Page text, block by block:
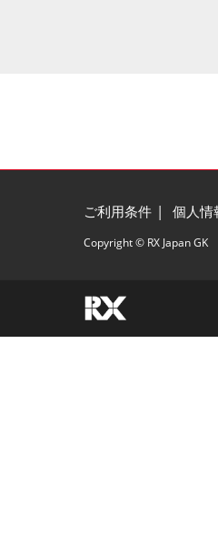
ご利用条件 個人情
Copyright © RX Japan GK